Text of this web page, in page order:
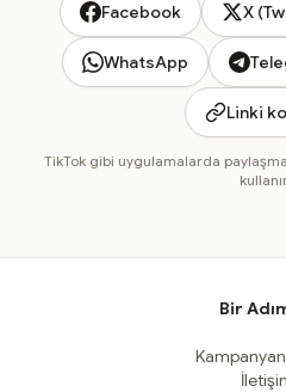
Facebook X
WhatsApp
Linki
TikTok gibi uygulamalarda
Bir